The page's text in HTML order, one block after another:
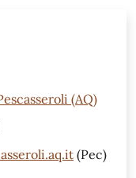
(AQ)
(Pec)